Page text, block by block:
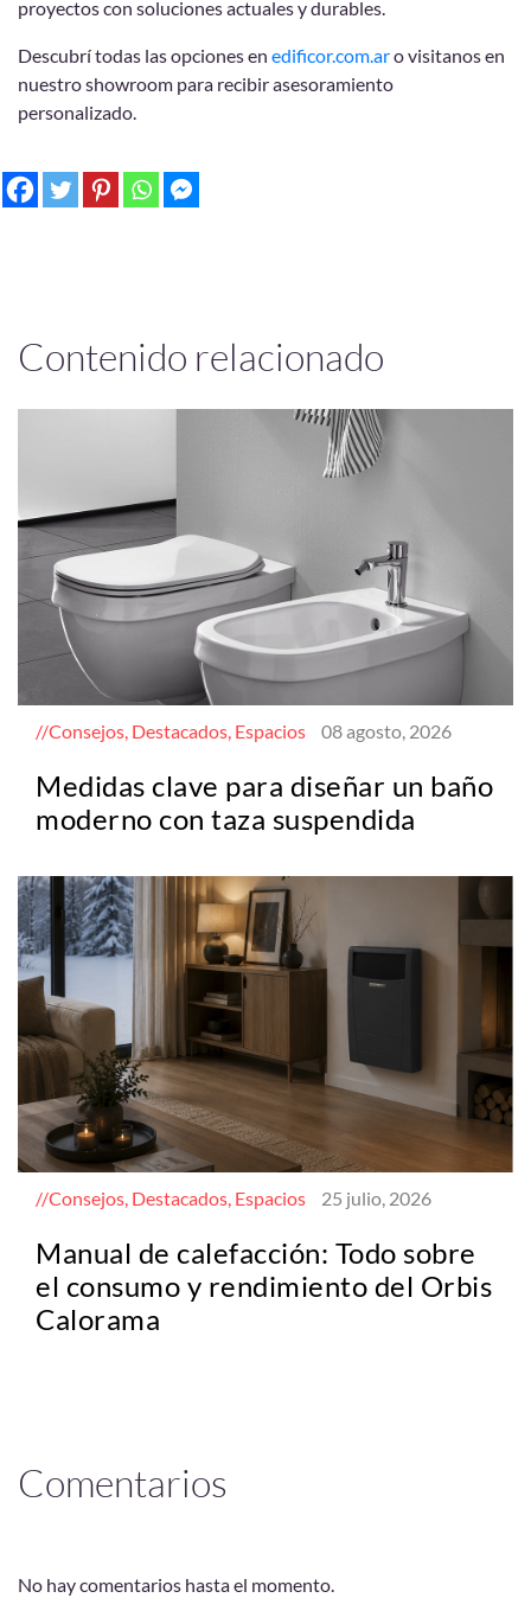
proyectos con soluciones actuales y durables.
Descubrí todas las opciones en edificor.com.aro visitanos en
nuestro showroom para recibir asesoramiento
personalizado.
Contenido relacionado
Consejos, Destacados, Espacios 08 agosto, 2026
Medidas clave para diseñar un baño
moderno con taza suspendida
Consejos, Destacados, Espacios 25 julio, 2026
Manual de calefacción: Todo sobre
el consumo y rendimiento del Orbis
Calorama
Comentarios
No hay comentarios hasta el momento.